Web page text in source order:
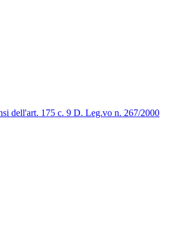
dell'art. 175 c. 9 D. Leg.vo n. 267/2000